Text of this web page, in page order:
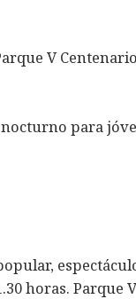
V
para
horas. Parque